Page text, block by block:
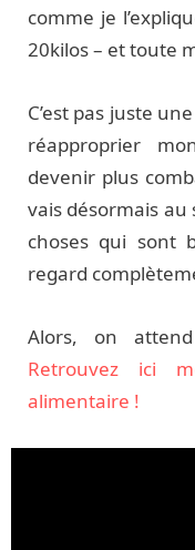
comme je
20kilos – et toute
C’est pas juste
réapproprier
devenir plus
vais désormais
choses qui sont
regard
Alors, on
Retrouvez ici
alimentaire !